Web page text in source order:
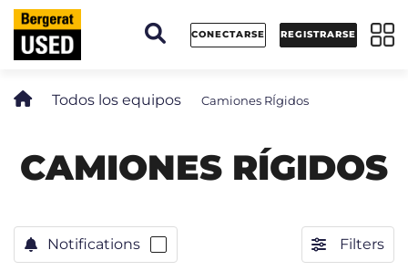
CONECTARSE REGISTRARSE
Todos los equipos Camiones RÍgidos
CAMIONES RÍGIDOS
Notifications Filters
Panel de gestión de cookies